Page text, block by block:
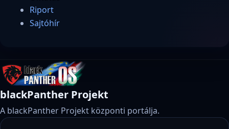
Riport
Sajtóhír
blackPanther Projekt
A blackPanther Projekt központi portálja.